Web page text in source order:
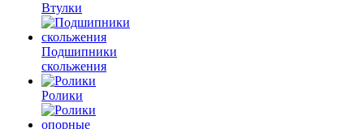
Втулки
Подшипники
скольжения
Ролики